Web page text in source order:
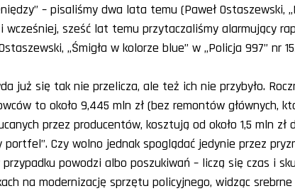
– pisaliśmy dwa lata temu (Paweł Ostaszewski,
i wcześniej, sześć lat temu przytaczaliśmy alarmujący
„Śmigła w kolorze blue” w „Policja 997” nr
już się tak nie przelicza, ale też ich nie przybyło.
to około 9,445 mln zł (bez remontów głównych,
przez producentów, kosztują od około 1,5 mln zł
portfel”. Czy wolno jednak spoglądać jedynie przez
powodzi albo poszukiwań – liczą się czas i
na modernizację sprzętu policyjnego, widząc